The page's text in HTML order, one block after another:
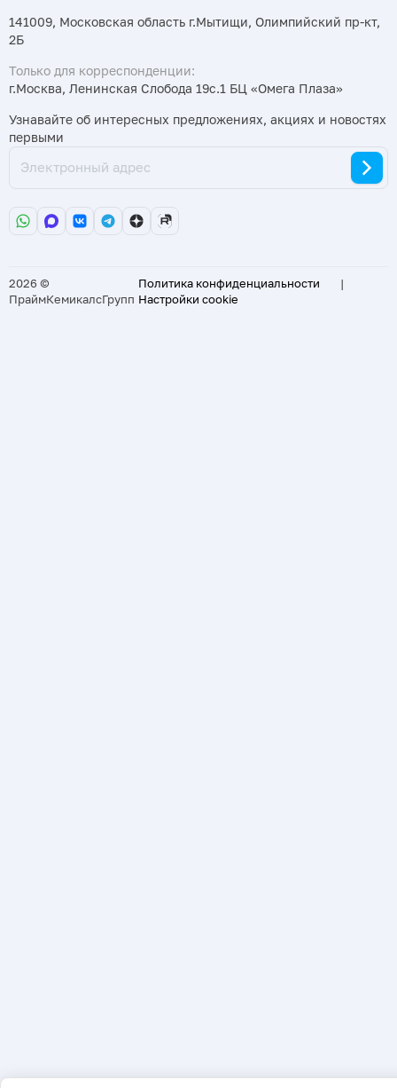
141009, Московская область г.Мытищи, Олимпийский пр-кт,
2Б
Только для корреспонденции:
г.Москва, Ленинская Слобода 19с.1 БЦ «Омега Плаза»
Узнавайте об интересных предложениях, акциях и новостях
первыми
2026 ©
ПраймКемикалсГрупп
Политика конфиденциальности
|
Настройки cookie